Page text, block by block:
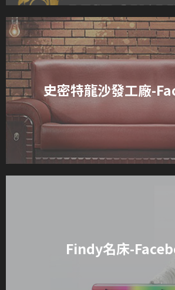
史密特龍沙發工廠-
Findy名床-